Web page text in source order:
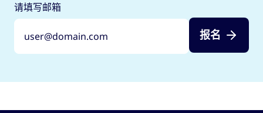
请填写邮箱
报名